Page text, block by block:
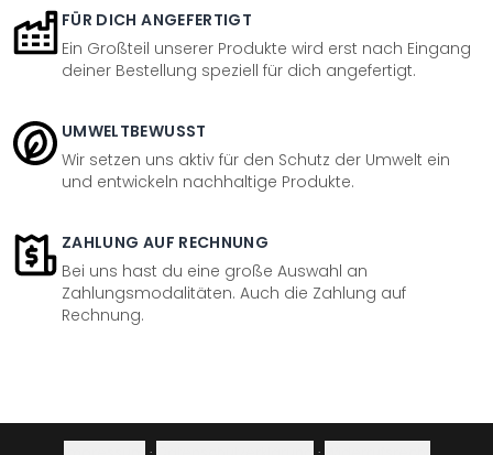
FÜR DICH ANGEFERTIGT
Ein Großteil unserer Produkte wird erst nach Eingang
deiner Bestellung speziell für dich angefertigt.
UMWELTBEWUSST
Wir setzen uns aktiv für den Schutz der Umwelt ein
und entwickeln nachhaltige Produkte.
ZAHLUNG AUF RECHNUNG
Bei uns hast du eine große Auswahl an
Zahlungsmodalitäten. Auch die Zahlung auf
Rechnung.